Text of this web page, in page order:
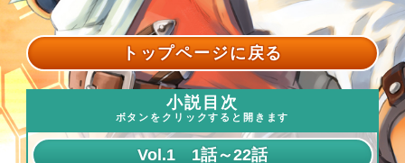
トップページに戻る
小説目次
ボタンをクリックすると開きます
Vol.1 1話～22話